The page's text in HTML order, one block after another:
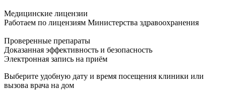
Медицинские лицензии
Работаем по лицензиям Министерства здравоохранения
Проверенные препараты
Доказанная эффективность и безопасность
Электронная запись на приём
Выберите удобную дату и время посещения клиники или
вызова врача на дом